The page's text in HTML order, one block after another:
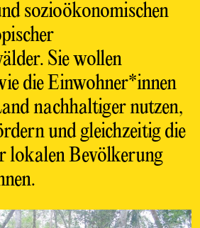
sozioökonomischen
Sie wollen
die Einwohner*innen
nachhaltiger nutzen,
und gleichzeitig die
lokalen Bevölkerung